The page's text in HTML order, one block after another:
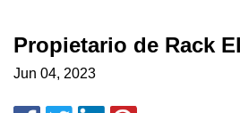
Propietario de Rack
Jun 04, 2023